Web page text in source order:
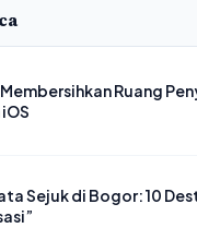
Ruang
Sejuk di Bogor: 10